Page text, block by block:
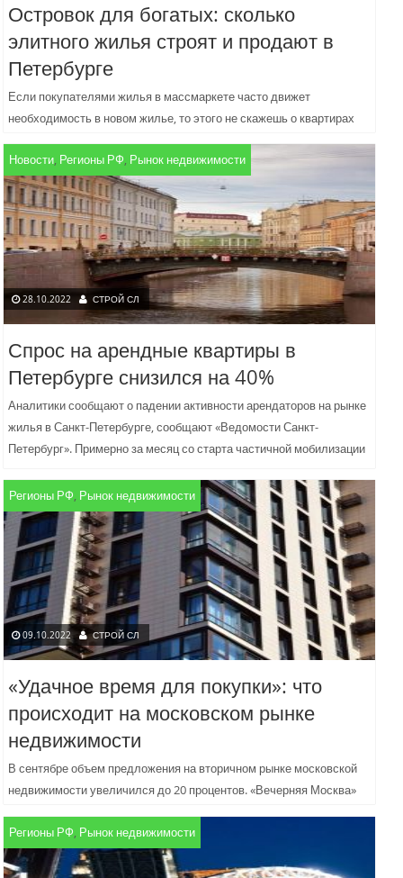
Островок для богатых: сколько
элитного жилья строят и продают в
Петербурге
Если покупателями жилья в массмаркете часто движет
необходимость в новом жилье, то этого не скажешь о квартирах
Новости, Регионы РФ, Рынок недвижимости
28.10.2022 СТРОЙ СЛ
Спрос на арендные квартиры в
Петербурге снизился на 40%
Аналитики сообщают о падении активности арендаторов на рынке
жилья в Санкт-Петербурге, сообщают «Ведомости Санкт-
Петербург». Примерно за месяц со старта частичной мобилизации
Регионы РФ, Рынок недвижимости
09.10.2022 СТРОЙ СЛ
«Удачное время для покупки»: что
происходит на московском рынке
недвижимости
В сентябре объем предложения на вторичном рынке московской
недвижимости увеличился до 20 процентов. «Вечерняя Москва»
дела...
Регионы РФ Рынок недвижимости